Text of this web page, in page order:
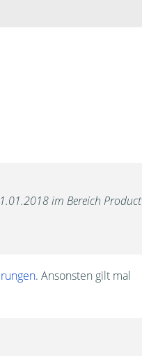
im Bereich Product
. Ansonsten gilt mal